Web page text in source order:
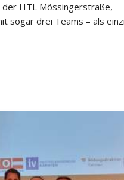
HTL Mössingerstraße,
sogar drei Teams – als